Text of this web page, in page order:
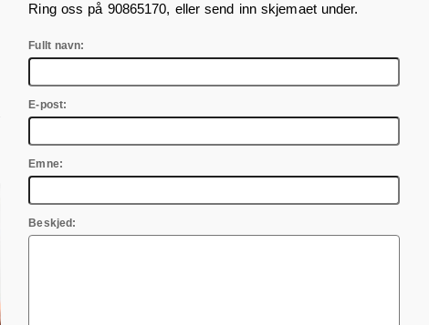
Ring oss på 90865170, eller send inn skjemaet under.
Fullt navn:
E-post:
Emne:
Beskjed: